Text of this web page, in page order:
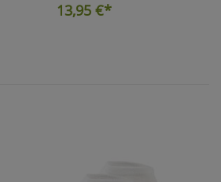
13,95 €*